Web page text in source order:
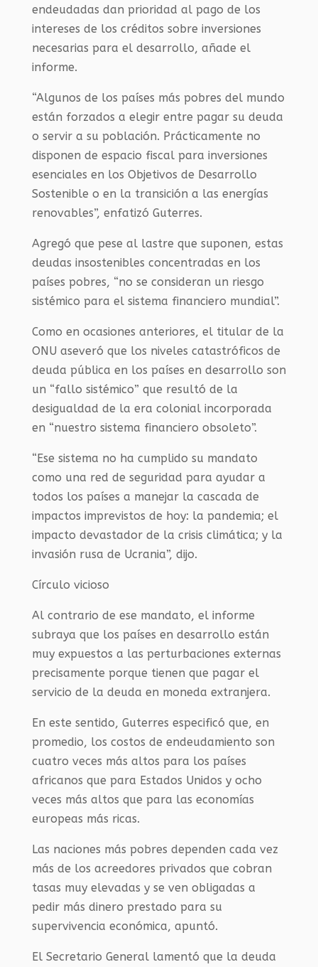
endeudadas dan prioridad al pago de los
intereses de los créditos sobre inversiones
necesarias para el desarrollo, añade el
informe.
“Algunos de los países más pobres del mundo
están forzados a elegir entre pagar su deuda
o servir a su población. Prácticamente no
disponen de espacio fiscal para inversiones
esenciales en los Objetivos de Desarrollo
Sostenible o en la transición a las energías
renovables”, enfatizó Guterres.
Agregó que pese al lastre que suponen, estas
deudas insostenibles concentradas en los
países pobres, “no se consideran un riesgo
sistémico para el sistema financiero mundial”.
Como en ocasiones anteriores, el titular de la
ONU aseveró que los niveles catastróficos de
deuda pública en los países en desarrollo son
un “fallo sistémico” que resultó de la
desigualdad de la era colonial incorporada
en “nuestro sistema financiero obsoleto”.
“Ese sistema no ha cumplido su mandato
como una red de seguridad para ayudar a
todos los países a manejar la cascada de
impactos imprevistos de hoy: la pandemia; el
impacto devastador de la crisis climática; y la
invasión rusa de Ucrania”, dijo.
Círculo vicioso
Al contrario de ese mandato, el informe
subraya que los países en desarrollo están
muy expuestos a las perturbaciones externas
precisamente porque tienen que pagar el
servicio de la deuda en moneda extranjera.
En este sentido, Guterres especificó que, en
promedio, los costos de endeudamiento son
cuatro veces más altos para los países
africanos que para Estados Unidos y ocho
veces más altos que para las economías
europeas más ricas.
Las naciones más pobres dependen cada vez
más de los acreedores privados que cobran
tasas muy elevadas y se ven obligadas a
pedir más dinero prestado para su
supervivencia económica, apuntó.
El Secretario General lamentó que la deuda